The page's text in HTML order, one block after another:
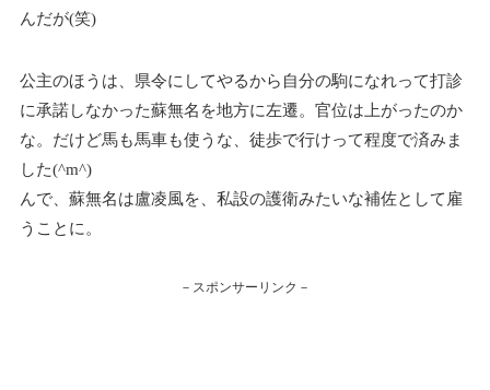
んだが(笑)
公主のほうは、県令にしてやるから自分の駒になれって打診
に承諾しなかった蘇無名を地方に左遷。官位は上がったのか
な。だけど馬も馬車も使うな、徒歩で行けって程度で済みま
した(^m^)
んで、蘇無名は盧凌風を、私設の護衛みたいな補佐として雇
うことに。
－スポンサーリンク－